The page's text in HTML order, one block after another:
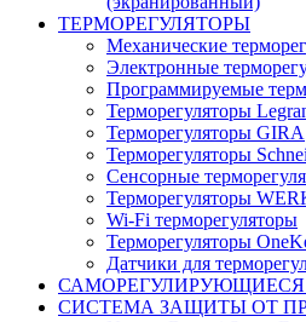
ТЕРМОРЕГУЛЯТОРЫ
Механические
Электронные
Программируемые
Терморегуляторы
Терморегуляторы GIRA
Терморегуляторы
Сенсорные
Терморегуляторы
Wi-Fi терморегуляторы
Терморегуляторы
Датчики для
САМОРЕГУЛИРУЮЩИЕСЯ
СИСТЕМА ЗАЩИТЫ ОТ